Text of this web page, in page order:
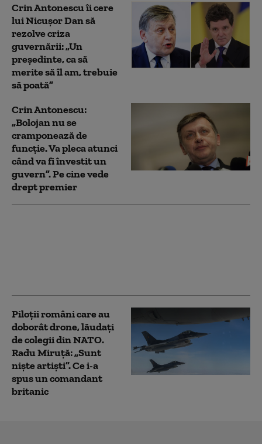
Crin Antonescu îi cere
lui Nicușor Dan să
rezolve criza
guvernării: „Un
președinte, ca să
merite să îl am, trebuie
să poată”
Crin Antonescu:
„Bolojan nu se
cramponează de
funcție. Va pleca atunci
când va fi învestit un
guvern”. Pe cine vede
drept premier
Piloții români care au
doborât drone, lăudați
de colegii din NATO.
Radu Miruță: „Sunt
niște artiști”. Ce i-a
spus un comandant
britanic